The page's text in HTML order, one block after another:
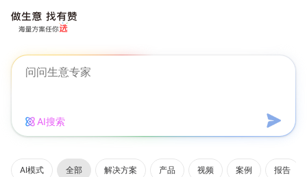
AI搜索
AI模式 全部 解决方案 产品 视频 案例 报告